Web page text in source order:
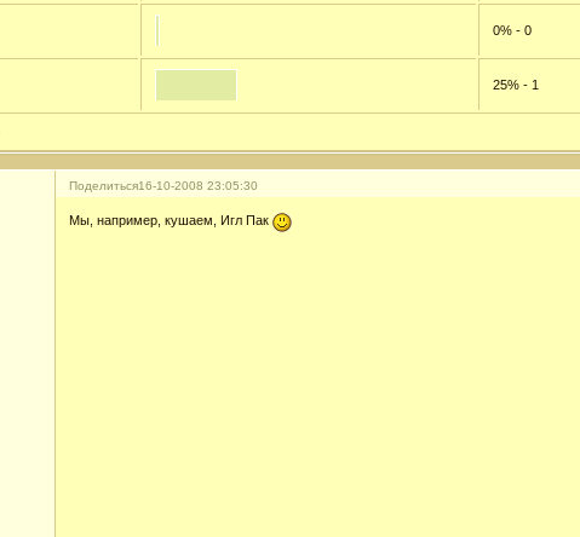
0% - 0
25% - 1
Поделиться16-10-2008 23:05:30
Мы, например, кушаем, Игл Пак